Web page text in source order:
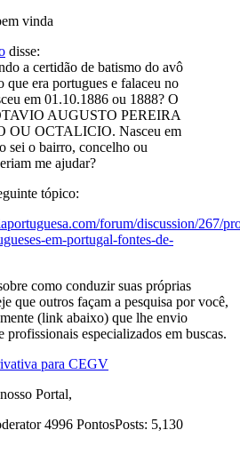
vinda
disse:
a certidão de batismo do avô
que era portugues e falaceu no
em 01.10.1886 ou 1888? O
AUGUSTO PEREIRA
OU OCTALICIO. Nasceu em
sei o bairro, concelho ou
me ajudar?
tópico:
forum/discussion/267/
em-portugal-fontes-de-
como conduzir suas próprias
que outros façam a pesquisa por você,
(link abaixo) que lhe envio
profissionais especializados em buscas.
para CEGV
Portal,
4996 PontosPosts: 5,130